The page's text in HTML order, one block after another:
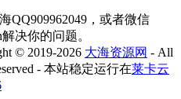
QQ909962049，或者微信
决你的问题。
© 2019-2026 大海资源网 - All
- 本站稳定运行在莱卡云